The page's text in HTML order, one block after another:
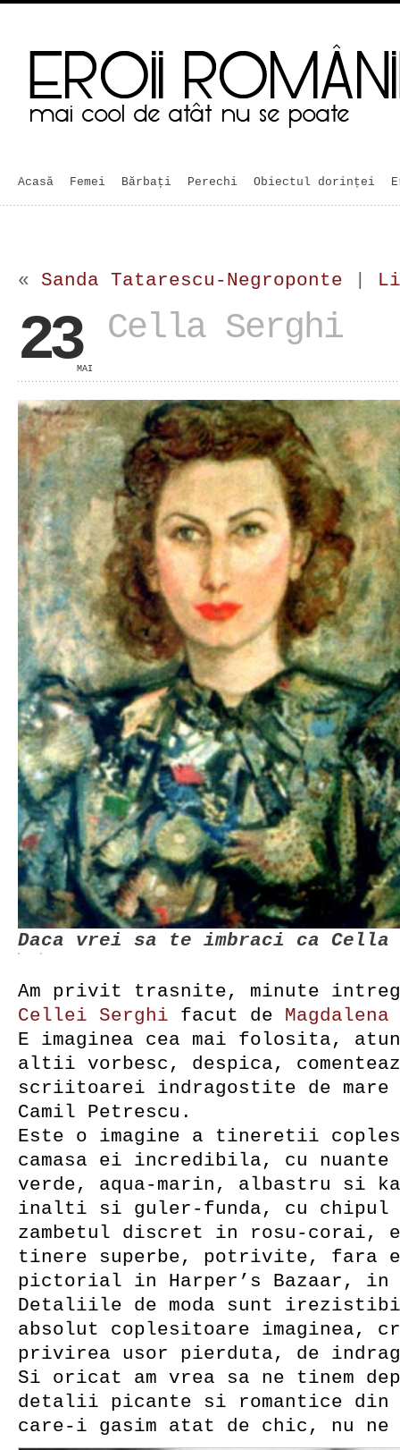
Acasă Femei Bărbaţi Perechi Obiectul dorinței
« Sanda Tatarescu-Negroponte
23MAI
Cella Serghi
Daca vrei sa te imbraci ca Cella
Am privit trasnite, minute
Cellei Serghi facut de
E imaginea cea mai folosita,
altii vorbesc, despica,
scriitoarei indragostite de mare
Camil Petrescu.
Este o imagine a tineretii
camasa ei incredibila, cu nuante
verde, aqua-marin, albastru si
inalti si guler-funda, cu chipul
zambetul discret in rosu-corai,
tinere superbe, potrivite, fara
pictorial in Harper’s Bazaar, in
Detaliile de moda sunt
absolut coplesitoare imaginea,
privirea usor pierduta, de
Si oricat am vrea sa ne tinem
detalii picante si romantice din
care-i gasim atat de chic, nu ne